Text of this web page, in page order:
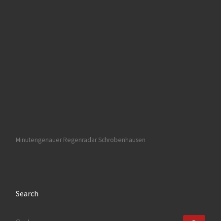
Minutengenauer Regenradar Schrobenhausen
Search
SUCHE